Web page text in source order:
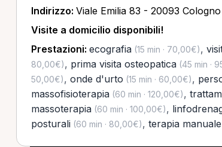
Indirizzo: Viale Emilia 83 - 20093
Visite a domicilio disponibili!
Prestazioni: ecografia(15 min · 70,00€),
80,00€), prima visita osteopatica(45 min ·
50,00€), onde d'urto (15 min · 60,00€),
massofisioterapia(60 min · 120,00€),
massoterapia(60 min · 100,00€),
posturali(60 min · 80,00€), terapia manuale